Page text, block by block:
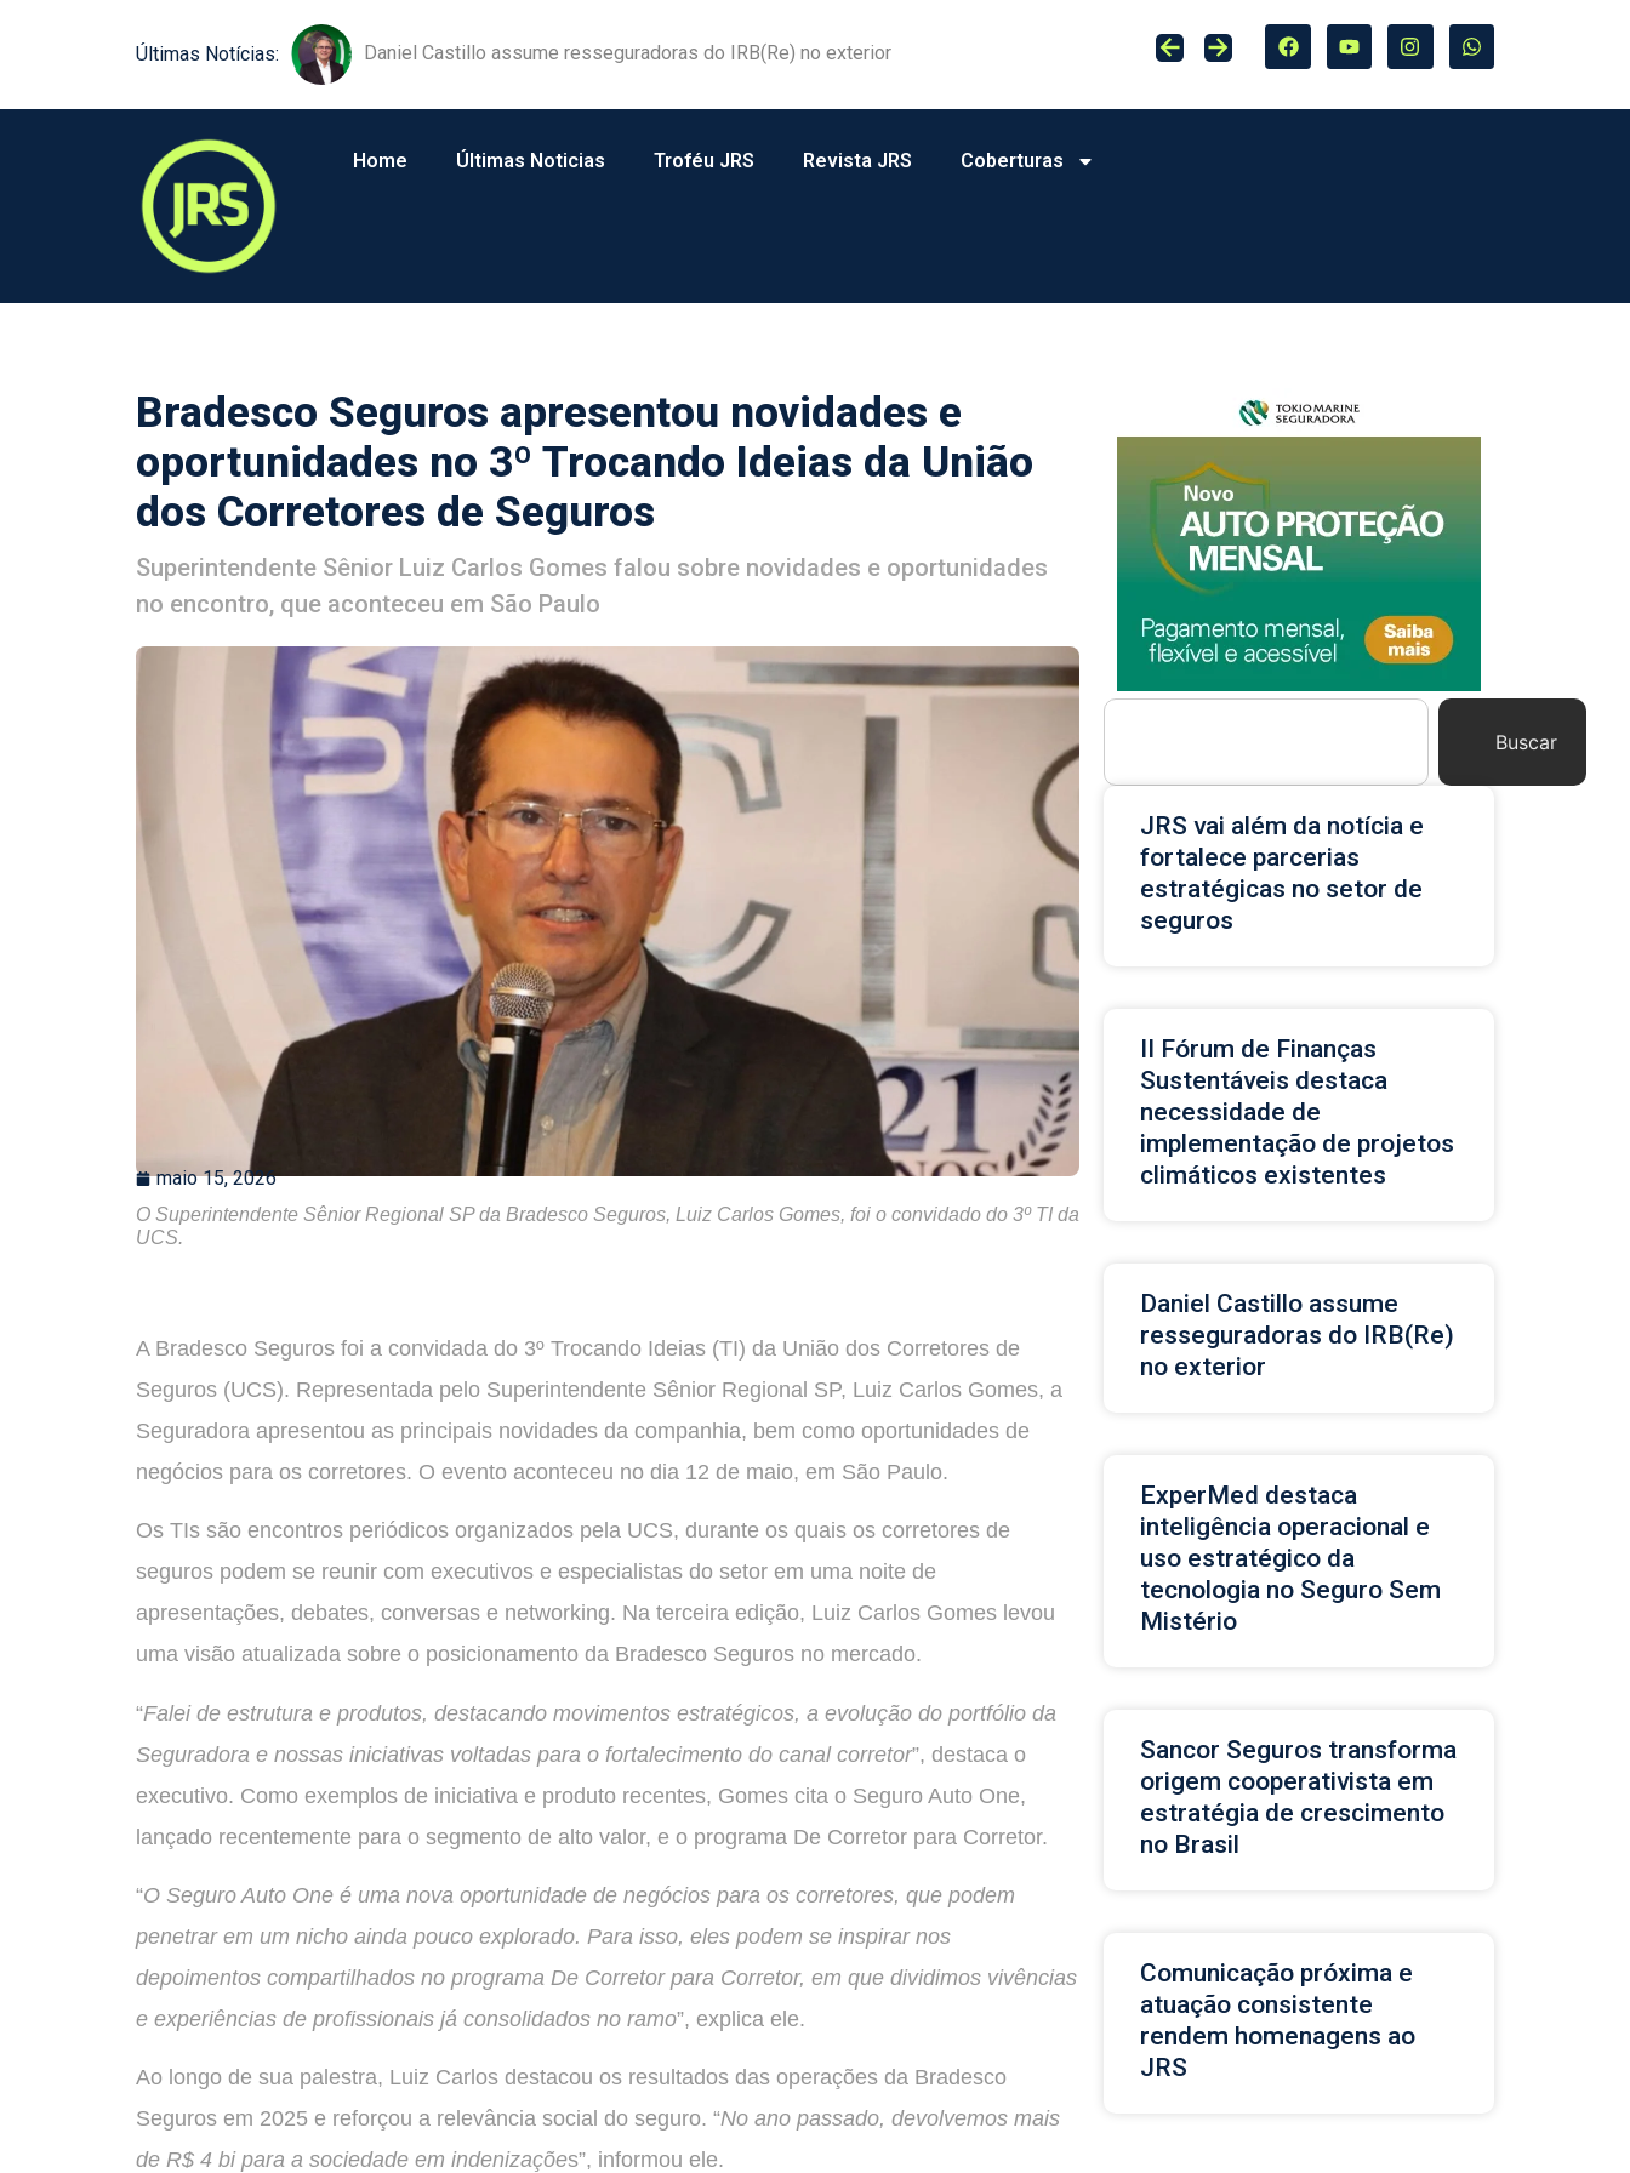
Últimas Notícias: Daniel Castillo assume resseguradoras do IRB(Re) no exterior
Home Últimas Noticias Troféu JRS Revista JRS Coberturas
Bradesco Seguros apresentou novidades e
oportunidades no 3º Trocando Ideias da União
dos Corretores de Seguros
Superintendente Sênior Luiz Carlos Gomes falou sobre novidades e oportunidades
no encontro, que aconteceu em São Paulo
maio 15, 2026
O Superintendente Sênior Regional SP da Bradesco Seguros, Luiz Carlos Gomes, foi o convidado do 3º TI da
UCS.
A Bradesco Seguros foi a convidada do 3º Trocando Ideias (TI) da União dos Corretores de
Seguros (UCS). Representada pelo Superintendente Sênior Regional SP, Luiz Carlos Gomes, a
Seguradora apresentou as principais novidades da companhia, bem como oportunidades de
negócios para os corretores. O evento aconteceu no dia 12 de maio, em São Paulo.
Os TIs são encontros periódicos organizados pela UCS, durante os quais os corretores de
seguros podem se reunir com executivos e especialistas do setor em uma noite de
apresentações, debates, conversas e networking. Na terceira edição, Luiz Carlos Gomes levou
uma visão atualizada sobre o posicionamento da Bradesco Seguros no mercado.
“Falei de estrutura e produtos, destacando movimentos estratégicos, a evolução do portfólio da
Seguradora e nossas iniciativas voltadas para o fortalecimento do canal corretor”, destaca o
executivo. Como exemplos de iniciativa e produto recentes, Gomes cita o Seguro Auto One,
lançado recentemente para o segmento de alto valor, e o programa De Corretor para Corretor.
“O Seguro Auto One é uma nova oportunidade de negócios para os corretores, que podem
penetrar em um nicho ainda pouco explorado. Para isso, eles podem se inspirar nos
depoimentos compartilhados no programa De Corretor para Corretor, em que dividimos vivências
e experiências de profissionais já consolidados no ramo”, explica ele.
Ao longo de sua palestra, Luiz Carlos destacou os resultados das operações da Bradesco
Seguros em 2025 e reforçou a relevância social do seguro. “No ano passado, devolvemos mais
de R$ 4 bi para a sociedade em indenizações”, informou ele.
Buscar
JRS vai além da notícia e
fortalece parcerias
estratégicas no setor de
seguros
II Fórum de Finanças
Sustentáveis destaca
necessidade de
implementação de projetos
climáticos existentes
Daniel Castillo assume
resseguradoras do IRB(Re)
no exterior
ExperMed destaca
inteligência operacional e
uso estratégico da
tecnologia no Seguro Sem
Mistério
Sancor Seguros transforma
origem cooperativista em
estratégia de crescimento
no Brasil
Comunicação próxima e
atuação consistente
rendem homenagens ao
JRS